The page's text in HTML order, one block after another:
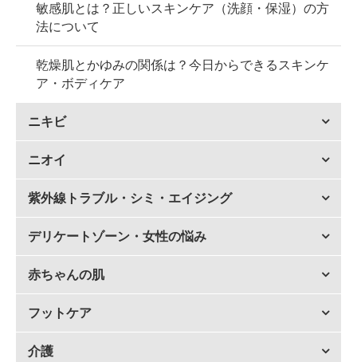
敏感肌とは？正しいスキンケア（洗顔・保湿）の方
法について
乾燥肌とかゆみの関係は？今日からできるスキンケ
ア・ボディケア
ニキビ
ニオイ
紫外線トラブル・シミ・エイジング
デリケートゾーン・女性の悩み
赤ちゃんの肌
フットケア
介護